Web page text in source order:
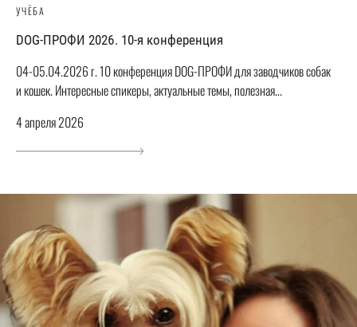
УЧЁБА
DOG-ПРОФИ 2026. 10-я конференция
04-05.04.2026 г. 10 конференция DOG-ПРОФИ для заводчиков собак
и кошек. Интересные спикеры, актуальные темы, полезная...
4 апреля 2026